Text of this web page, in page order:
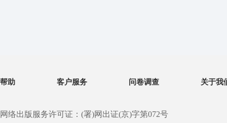
帮助 客户服务 问卷调查 关于我
网络出版服务许可证：(署)网出证(京)字第072号